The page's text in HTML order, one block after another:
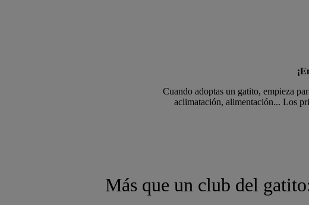
Cuando adoptas un gatito, empieza
aclimatación, alimentación... Los
Más que un club del